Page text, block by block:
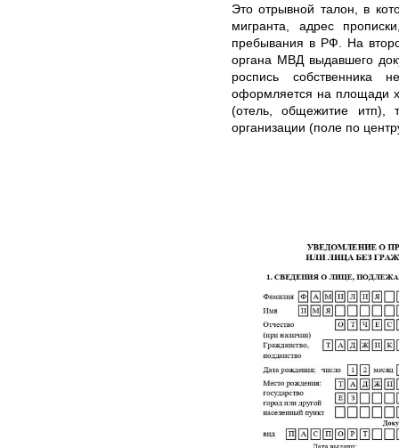
Это отрывной талон, в
мигранта, адрес
пребывания в РФ. На
органа МВД выдавшего
роспись собственника
оформляется на площади
(отель, общежитие итп),
организации (поле по